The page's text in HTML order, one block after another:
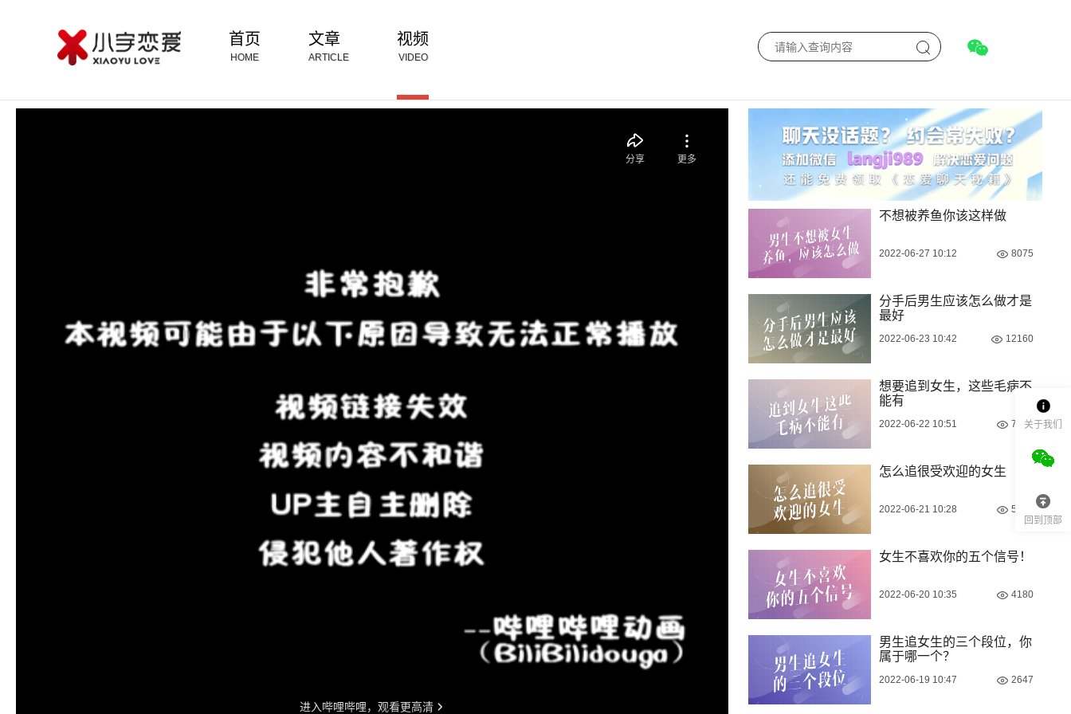
首页
HOME
文章
ARTICLE
视频
VIDEO
不想被养鱼你该这样做
2022-06-27 10:12 8075
分手后男生应该怎么做才是
最好
2022-06-23 10:42 12160
想要追到女生，这些毛病不
能有
2022-06-22 10:51 7037
怎么追很受欢迎的女生
2022-06-21 10:28 5323
女生不喜欢你的五个信号！
2022-06-20 10:35 4180
男生追女生的三个段位，你
属于哪一个？
2022-06-19 10:47 2647
关于我们
回到顶部